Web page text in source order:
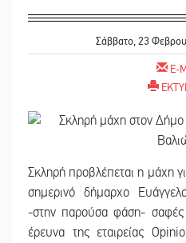
Σάββατο, 23
E-
Σκληρή προβλέπεται η μάχη
σημερινό δήμαρχο
-στην παρούσα φάση-
έρευνα της εταιρείας